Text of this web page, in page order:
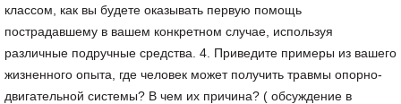
классом, как вы будете оказывать первую помощь
пострадавшему в вашем конкретном случае, используя
различные подручные средства. 4. Приведите примеры из вашего
жизненного опыта, где человек может получить травмы опорно-
двигательной системы? В чем их причина? ( обсуждение в